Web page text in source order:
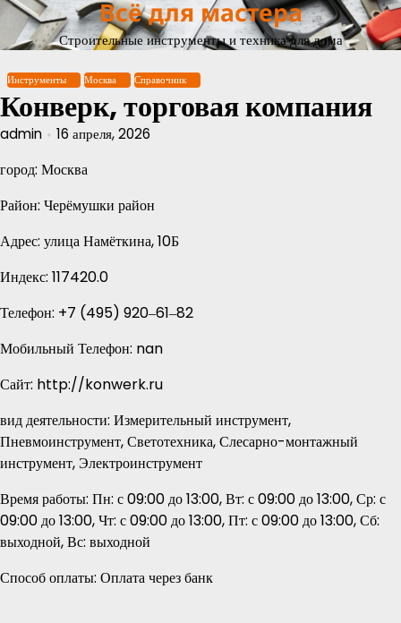
Перейти
содержимому
Всё для мастера
Строительные инструменты и техника для дома
Инструменты Москва Справочник
Конверк, торговая компания
admin 16 апреля, 2026
город: Москва
Район: Черёмушки район
Адрес: улица Намёткина, 10Б
Индекс: 117420.0
Телефон: +7 (495) 920‒61‒82
Мобильный Телефон: nan
Сайт: http://konwerk.ru
вид деятельности: Измерительный инструмент,
Пневмоинструмент, Светотехника, Слесарно-монтажный
инструмент, Электроинструмент
Время работы: Пн: с 09:00 до 13:00, Вт: с 09:00 до 13:00, Ср: с
09:00 до 13:00, Чт: с 09:00 до 13:00, Пт: с 09:00 до 13:00, Сб:
выходной, Вс: выходной
Способ оплаты: Оплата через банк